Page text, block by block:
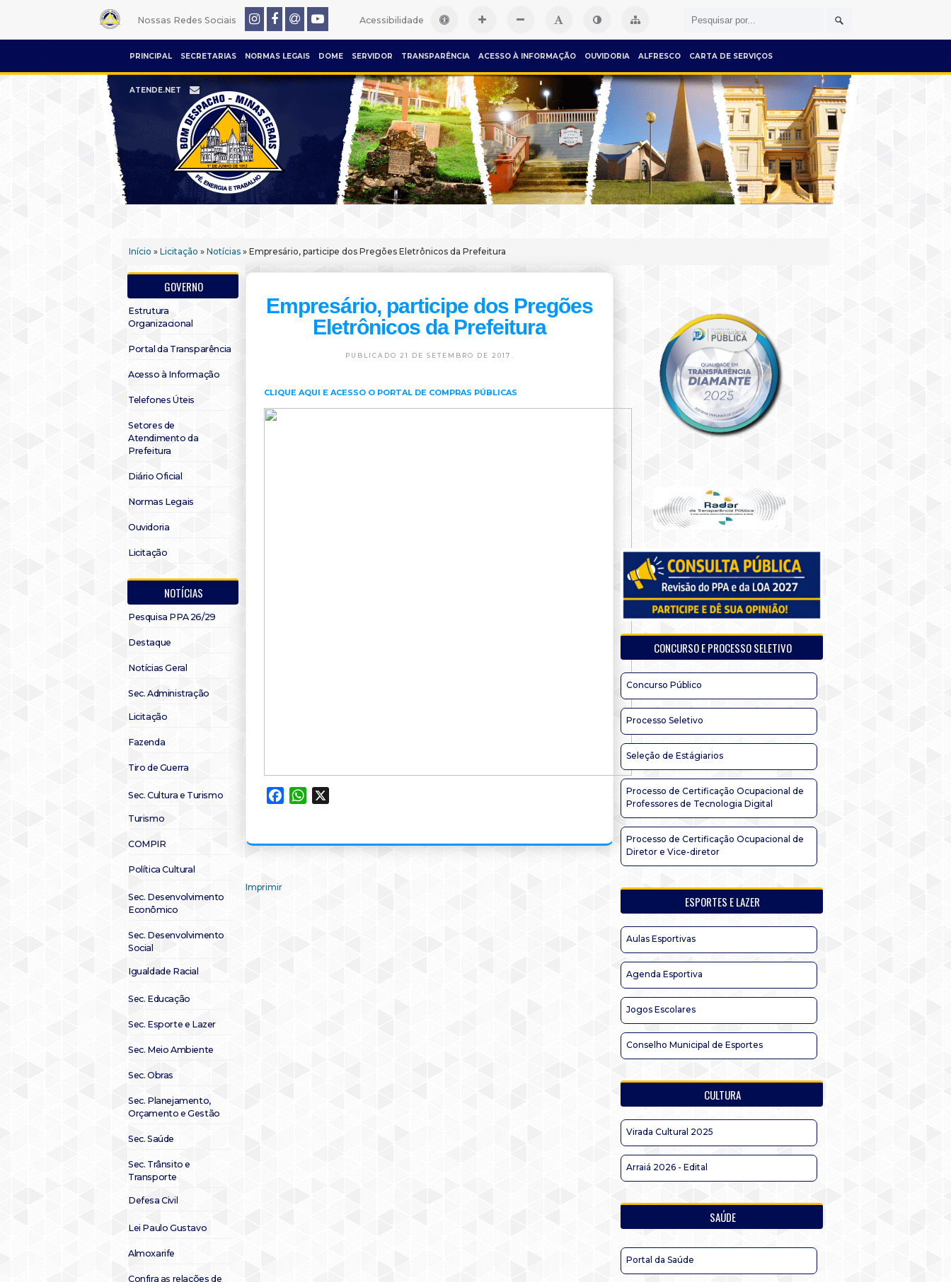
Nossas Redes Sociais Acessibilidade
PRINCIPAL SECRETARIAS NORMAS LEGAIS DOME SERVIDOR TRANSPARÊNCIA ACESSO À INFORMAÇÃO OUVIDORIA ALFRESCO CARTA DE SERVIÇOS
ATENDE.NET
Início » Licitação » Notícias » Empresário, participe dos Pregões Eletrônicos da Prefeitura
GOVERNO
Estrutura
Organizacional
Portal da Transparência
Acesso à Informação
Telefones Úteis
Setores de
Atendimento da
Prefeitura
Diário Oficial
Normas Legais
Ouvidoria
Licitação
NOTÍCIAS
Pesquisa PPA 26/29
Destaque
Notícias Geral
Sec. Administração
Licitação
Fazenda
Tiro de Guerra
Sec. Cultura e Turismo
Turismo
COMPIR
Política Cultural
Sec. Desenvolvimento
Econômico
Sec. Desenvolvimento
Social
Igualdade Racial
Sec. Educação
Sec. Esporte e Lazer
Sec. Meio Ambiente
Sec. Obras
Sec. Planejamento,
Orçamento e Gestão
Sec. Saúde
Sec. Trânsito e
Transporte
Defesa Civil
Lei Paulo Gustavo
Almoxarife
Confira as relações de
Empresário, participe dos Pregões
Eletrônicos da Prefeitura
PUBLICADO 21 DE SETEMBRO DE 2017.
CLIQUE AQUI E ACESSO O PORTAL DE COMPRAS PÚBLICAS
FacebookWhatsApp
Imprimir
CONCURSO E PROCESSO SELETIVO
Concurso Público
Processo Seletivo
Seleção de Estágiarios
Processo de Certificação Ocupacional de
Professores de Tecnologia Digital
Processo de Certificação Ocupacional de
Diretor e Vice-diretor
ESPORTES E LAZER
Aulas Esportivas
Agenda Esportiva
Jogos Escolares
Conselho Municipal de Esportes
CULTURA
Virada Cultural 2025
Arraiá 2026 - Edital
SAÚDE
Portal da Saúde